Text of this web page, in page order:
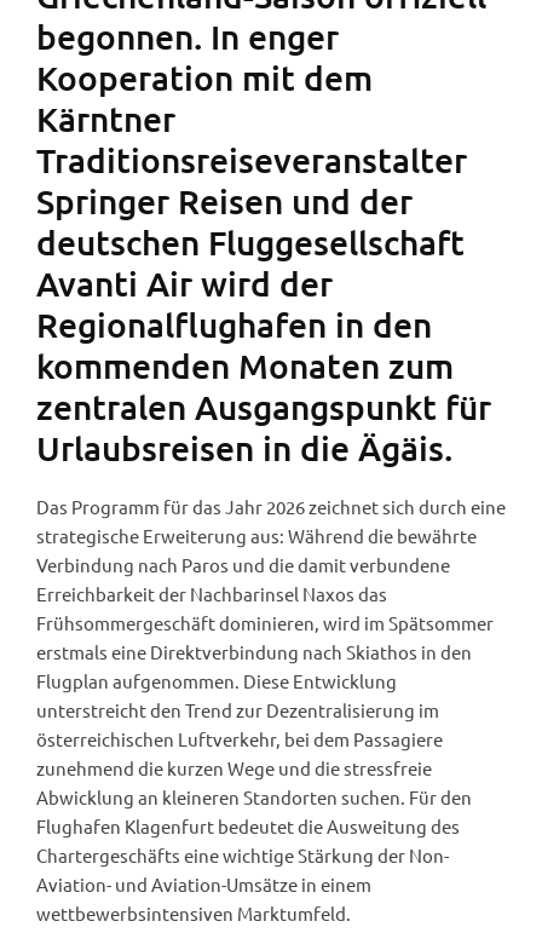
begonnen. In enger
Kooperation mit dem
Kärntner
Traditionsreiseveranstalter
Springer Reisen und der
deutschen Fluggesellschaft
Avanti Air wird der
Regionalflughafen in den
kommenden Monaten zum
zentralen Ausgangspunkt für
Urlaubsreisen in die Ägäis.
Das Programm für das Jahr 2026 zeichnet sich durch eine
strategische Erweiterung aus: Während die bewährte
Verbindung nach Paros und die damit verbundene
Erreichbarkeit der Nachbarinsel Naxos das
Frühsommergeschäft dominieren, wird im Spätsommer
erstmals eine Direktverbindung nach Skiathos in den
Flugplan aufgenommen. Diese Entwicklung
unterstreicht den Trend zur Dezentralisierung im
österreichischen Luftverkehr, bei dem Passagiere
zunehmend die kurzen Wege und die stressfreie
Abwicklung an kleineren Standorten suchen. Für den
Flughafen Klagenfurt bedeutet die Ausweitung des
Chartergeschäfts eine wichtige Stärkung der Non-
Aviation- und Aviation-Umsätze in einem
wettbewerbsintensiven Marktumfeld.